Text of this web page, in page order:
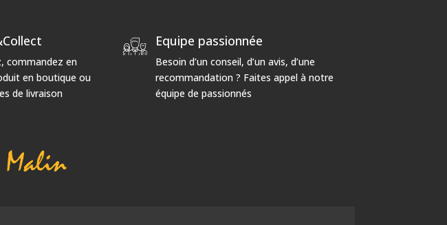
commandez en
en boutique ou
de livraison
Equipe passionnée
Besoin d’un conseil, d’un avis, d’une
recommandation ? Faites appel à notre
équipe de passionnés